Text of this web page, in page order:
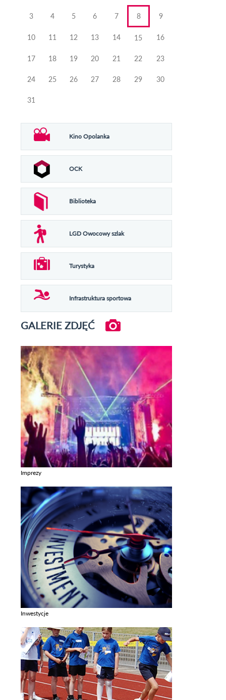
3 4 5 6 7 8 9
10 11 12 13 14 15 16
17 18 19 20 21 22 23
24 25 26 27 28 29 30
31
Kino Opolanka
OCK
Biblioteka
LGD Owocowy szlak
Turystyka
Infrastruktura sportowa
GALERIE ZDJĘĆ
Imprezy
Inwestycje